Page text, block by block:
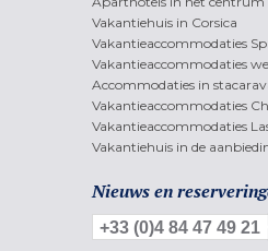
Vakantiehuis in Corsica
Vakantieaccommodaties
Vakantieaccommodaties
Accommodaties in
Vakantieaccommodaties
Vakantieaccommodaties
Vakantiehuis in de
Nieuws en
+33 (0)4 84 47 49 21